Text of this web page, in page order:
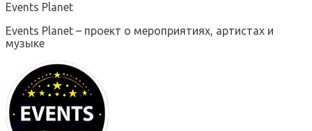
Events Planet
Events Planet – проект о мероприятиях, артистах и
музыке